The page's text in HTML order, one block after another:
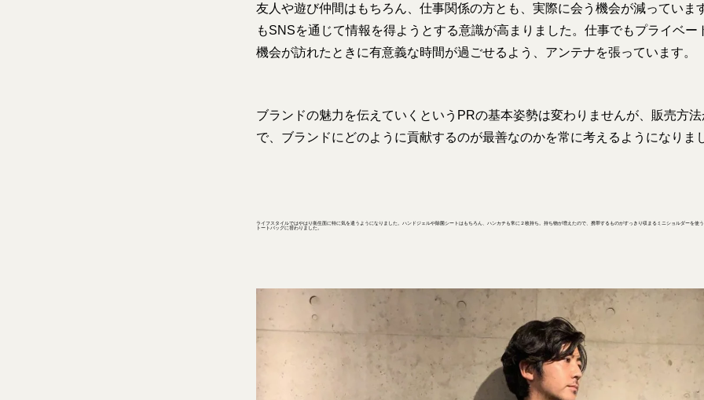
友人や遊び仲間はもちろん、仕事関係の方とも、実際に会う機会が減っていま
もSNSを通じて情報を得ようとする意識が高まりました。仕事でもプライベー
機会が訪れたときに有意義な時間が過ごせるよう、アンテナを張っています。
ブランドの魅力を伝えていくというPRの基本姿勢は変わりませんが、販売方
で、ブランドにどのように貢献するのが最善なのかを常に考えるようになりま
ライフスタイルではやはり衛生面に特に気を遣うようになりました。ハンドジェルや除菌シートはもちろん、ハンカチも常に２枚持ち。持ち物が増えたので、携帯するものがすっきり収まるミニショルダーを使
トートバッグに替わりました。